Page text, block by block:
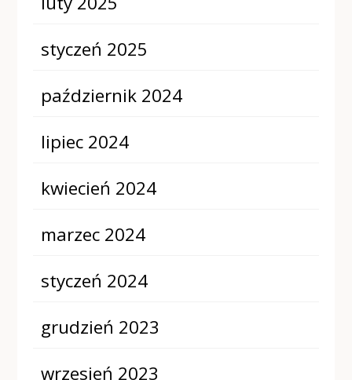
styczeń 2025
październik 2024
lipiec 2024
kwiecień 2024
marzec 2024
styczeń 2024
grudzień 2023
wrzesień 2023